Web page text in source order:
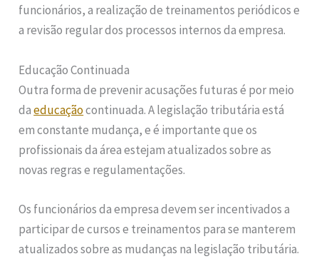
funcionários, a realização de treinamentos periódicos e
a revisão regular dos processos internos da empresa.
Educação Continuada
Outra forma de prevenir acusações futuras é por meio
daeducaçãocontinuada. A legislação tributária está
em constante mudança, e é importante que os
profissionais da área estejam atualizados sobre as
novas regras e regulamentações.
Os funcionários da empresa devem ser incentivados a
participar de cursos e treinamentos para se manterem
atualizados sobre as mudanças na legislação tributária.